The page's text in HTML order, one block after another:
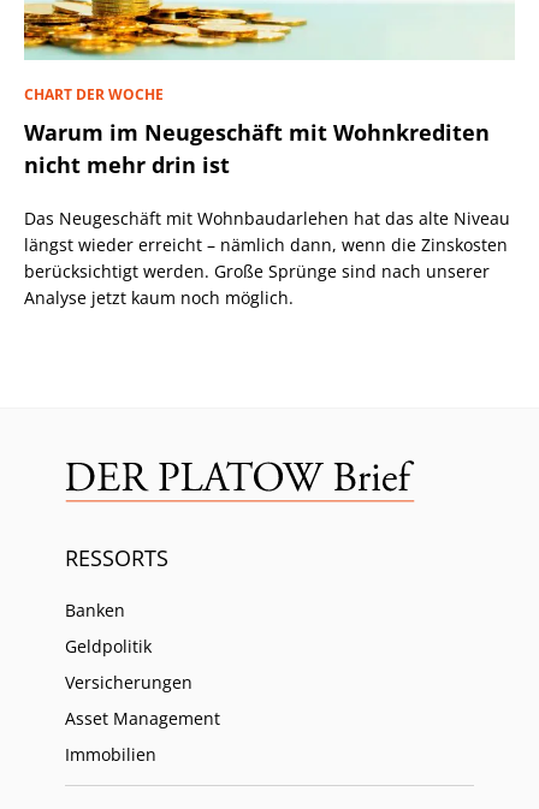
CHART DER WOCHE
Warum im Neugeschäft mit Wohnkrediten
nicht mehr drin ist
Das Neugeschäft mit Wohnbaudarlehen hat das alte Niveau
längst wieder erreicht – nämlich dann, wenn die Zinskosten
berücksichtigt werden. Große Sprünge sind nach unserer
Analyse jetzt kaum noch möglich.
RESSORTS
Banken
Geldpolitik
Versicherungen
Asset Management
Immobilien